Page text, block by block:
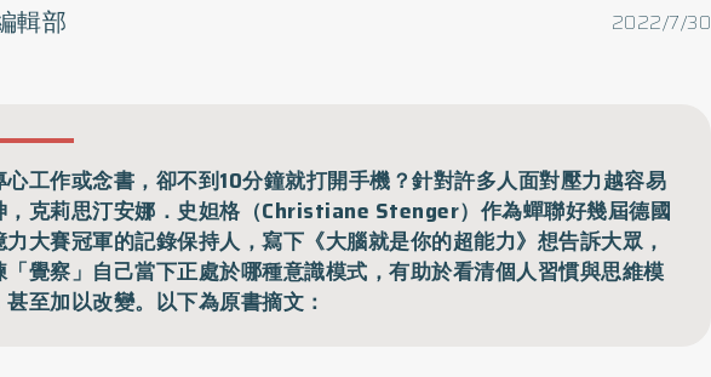
2022/7/30
輯部
心工作或念書，卻不到10分鐘就打開手機？針對許多人面對壓力越容易
，克莉思汀安娜．史妲格（Christiane Stenger）作為蟬聯好幾屆德國
力大賽冠軍的記錄保持人，寫下《大腦就是你的超能力》想告訴大眾，
「覺察」自己當下正處於哪種意識模式，有助於看清個人習慣與思維模
甚至加以改變。以下為原書摘文：